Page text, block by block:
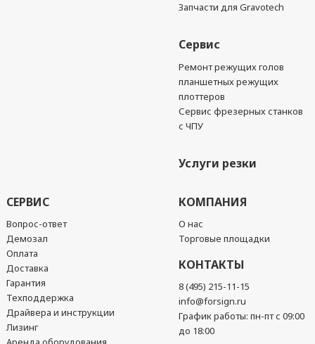
Запчасти для Gravotech
Сервис
Ремонт режущих голов
планшетных режущих
плоттеров
Сервис фрезерных станков
с ЧПУ
Услуги резки
СЕРВИС
Вопрос-ответ
Демозал
Оплата
Доставка
Гарантия
Техподдержка
Драйвера и инструкции
Лизинг
КОМПАНИЯ
О нас
Торговые площадки
КОНТАКТЫ
8 (495) 215-11-15
info@forsign.ru
График работы: пн-пт с 09:00
до 18:00